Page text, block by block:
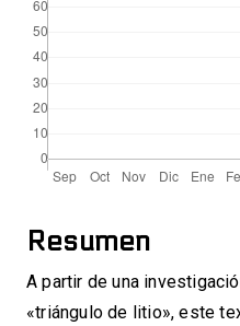
Resumen
A partir de una
«triángulo de litio», este